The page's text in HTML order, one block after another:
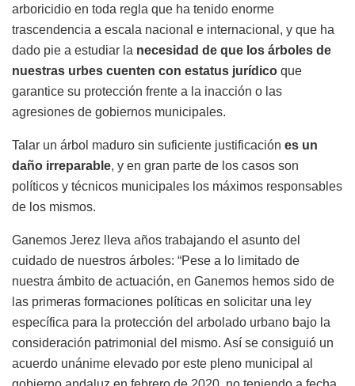
arboricidio en toda regla que ha tenido enorme
trascendencia a escala nacional e internacional, y que ha
dado pie a estudiar la necesidad de que los árboles de
nuestras urbes cuenten con estatus jurídico que
garantice su protección frente a la inacción o las
agresiones de gobiernos municipales.
Talar un árbol maduro sin suficiente justificación es un
daño irreparable, y en gran parte de los casos son
políticos y técnicos municipales los máximos responsables
de los mismos.
Ganemos Jerez lleva años trabajando el asunto del
cuidado de nuestros árboles: “Pese a lo limitado de
nuestra ámbito de actuación, en Ganemos hemos sido de
las primeras formaciones políticas en solicitar una ley
específica para la protección del arbolado urbano bajo la
consideración patrimonial del mismo. Así se consiguió un
acuerdo unánime elevado por este pleno municipal al